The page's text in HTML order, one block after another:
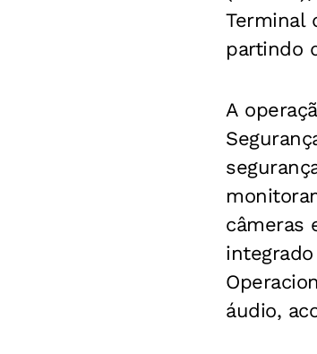
Terminal
partindo
A
câmeras
áudio,